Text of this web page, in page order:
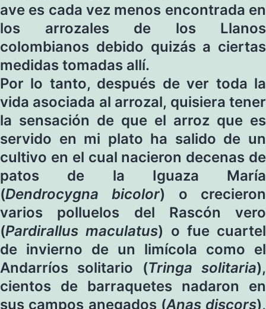
ave es cada vez menos encontrada en
los arrozales de los Llanos
colombianos debido quizás a ciertas
medidas tomadas allí.
Por lo tanto, después de ver toda la
vida asociada al arrozal, quisiera tener
la sensación de que el arroz que es
servido en mi plato ha salido de un
cultivo en el cual nacieron decenas de
patos de la Iguaza María
(Dendrocygna bicolor) o crecieron
varios polluelos del Rascón vero
(Pardirallus maculatus) o fue cuartel
de invierno de un limícola como el
Andarríos solitario (Tringa solitaria),
cientos de barraquetes nadaron en
sus campos anegados (Anas discors),